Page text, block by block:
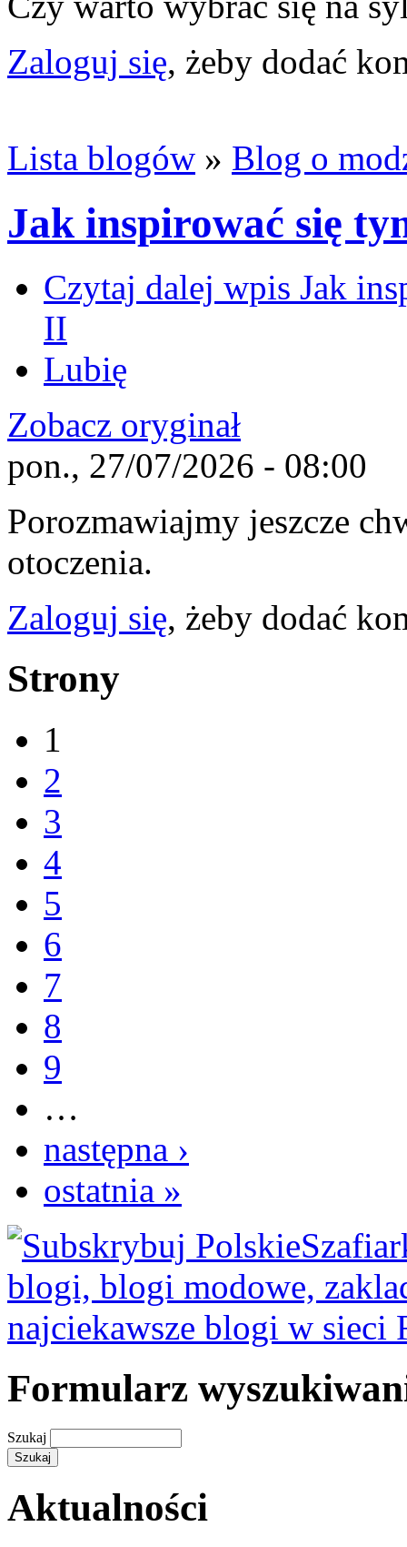
Zaloguj się, żeby dodać
Lista blogów » Blog o
Jak inspirować się
Czytaj dalej wpis Jak
II
Lubię
Zobacz oryginał
pon., 27/07/2026 - 08:00
Porozmawiajmy jeszcze
otoczenia.
Zaloguj się, żeby dodać
Strony
1
2
3
4
5
6
7
8
9
…
następna ›
ostatnia »
Formularz
Szukaj
Aktualności